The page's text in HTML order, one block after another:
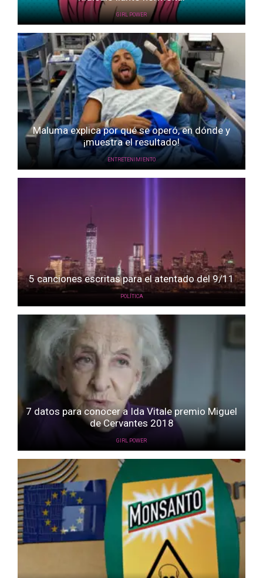
GIRL POWER
Maluma explica por qué se operó, en dónde y
¡muestra el resultado!
ENTRETENIMIENTO
5 canciones escritas para el atentado del 9/11
POLÍTICA
7 datos para conocer a Ida Vitale premio Miguel
de Cervantes 2018
GIRL POWER